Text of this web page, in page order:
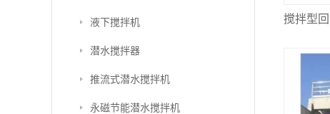
液下搅拌机
潜水搅拌器
推流式潜水搅拌机
永磁节能潜水搅拌机
搅拌型